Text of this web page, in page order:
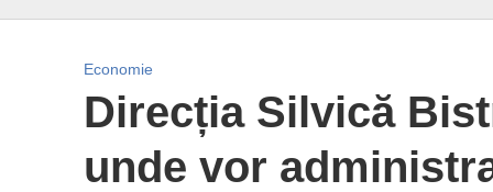
Economie
Direcția Silvică
unde vor